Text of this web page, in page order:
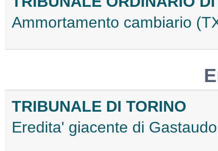
Ammortamento cambiario
TRIBUNALE DI TORINO
Eredita' giacente di